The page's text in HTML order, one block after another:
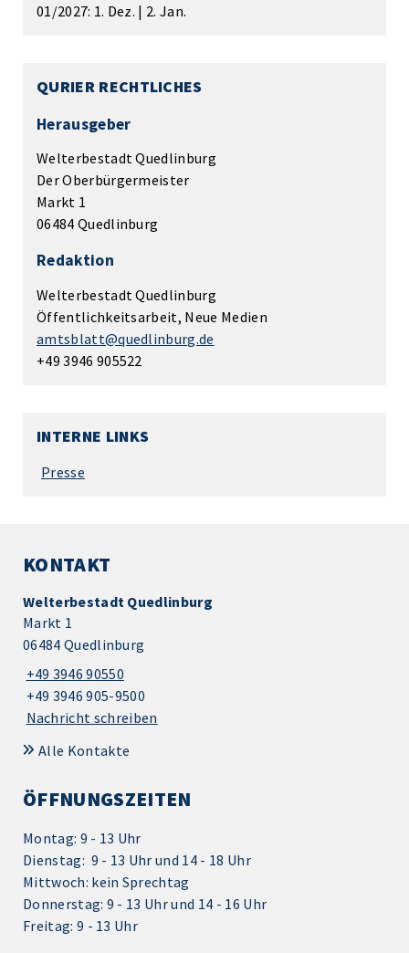
01/2027: 1. Dez. | 2. Jan.
QURIER RECHTLICHES
Herausgeber
Welterbestadt Quedlinburg
Der Oberbürgermeister
Markt 1
06484 Quedlinburg
Redaktion
Welterbestadt Quedlinburg
Öffentlichkeitsarbeit, Neue Medien
amtsblatt@quedlinburg.de
+49 3946 905522
INTERNE LINKS
Presse
KONTAKT
Welterbestadt Quedlinburg
Markt 1
06484 Quedlinburg
+49 3946 90550
+49 3946 905-9500
Nachricht schreiben
Alle Kontakte
ÖFFNUNGSZEITEN
Montag: 9 - 13 Uhr
Dienstag: 9 - 13 Uhr und 14 - 18 Uhr
Mittwoch: kein Sprechtag
Donnerstag: 9 - 13 Uhr und 14 - 16 Uhr
Freitag: 9 - 13 Uhr